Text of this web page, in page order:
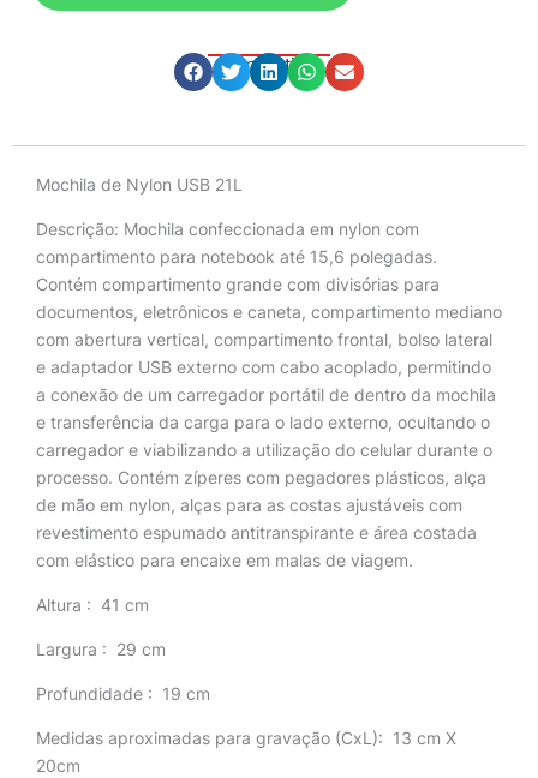
Compartilhe
Mochila de Nylon USB 21L
Descrição: Mochila confeccionada em nylon com
compartimento para notebook até 15,6 polegadas.
Contém compartimento grande com divisórias para
documentos, eletrônicos e caneta, compartimento mediano
com abertura vertical, compartimento frontal, bolso lateral
e adaptador USB externo com cabo acoplado, permitindo
a conexão de um carregador portátil de dentro da mochila
e transferência da carga para o lado externo, ocultando o
carregador e viabilizando a utilização do celular durante o
processo. Contém zíperes com pegadores plásticos, alça
de mão em nylon, alças para as costas ajustáveis com
revestimento espumado antitranspirante e área costada
com elástico para encaixe em malas de viagem.
Altura : 41 cm
Largura : 29 cm
Profundidade : 19 cm
Medidas aproximadas para gravação (CxL): 13 cm X
20cm